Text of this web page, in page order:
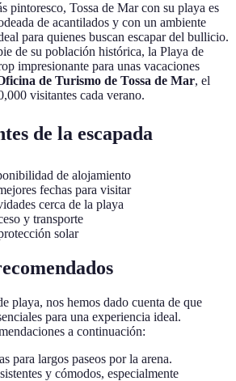
pintoresco, Tossa de Mar con su playa es
de acantilados y con un ambiente
para quienes buscan escapar del bullicio.
de su población histórica, la Playa de
impresionante para unas vacaciones
de Turismo de Tossa de Mar, el
visitantes cada verano.
de la escapada
de alojamiento
fechas para visitar
cerca de la playa
y transporte
solar
playa, nos hemos dado cuenta de que
para una experiencia ideal.
a continuación:
para largos paseos por la arena.
y cómodos, especialmente